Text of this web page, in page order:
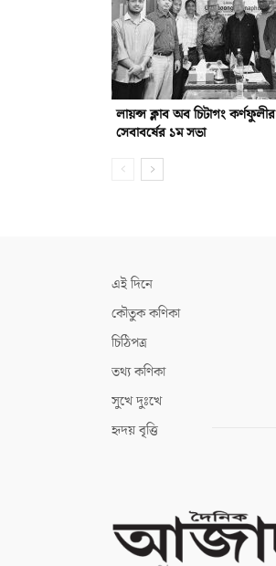
লায়ন্স ক্লাব অব চিটাগং কর্ণফুলীর
সেবাবর্ষের ১ম সভা
এই দিনে
কৌতুক কণিকা
চিঠিপত্র
তথ্য কণিকা
সুখে দুঃখে
হৃদয় বৃত্তি